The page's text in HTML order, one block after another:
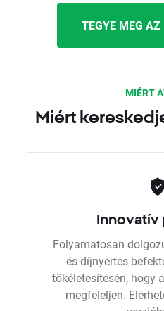
TEGYE MEG
MIÉRT
Miért
Innovatív
Folyamatosan
és díjnyertes
tökéletesítésén, hogy
megfeleljen.